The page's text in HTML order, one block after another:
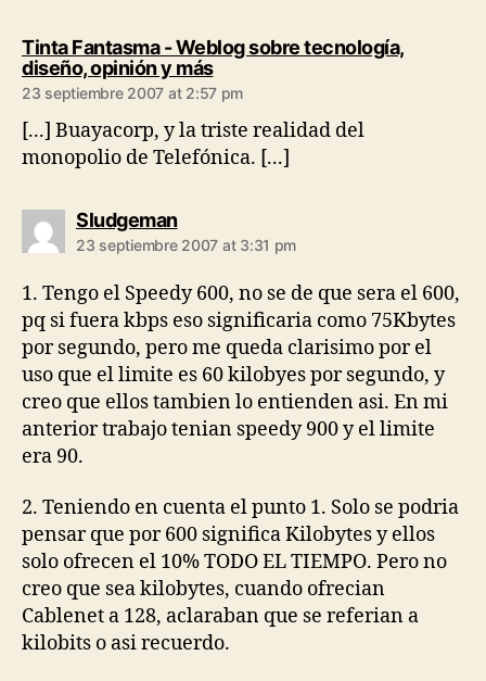
Tinta Fantasma - Weblog sobre tecnología,
diseño, opinión y mássays:
23 septiembre 2007 at 2:57 pm
[...] Buayacorp, y la triste realidad del
monopolio de Telefónica. [...]
Sludgemansays:
23 septiembre 2007 at 3:31 pm
1. Tengo el Speedy 600, no se de que sera el 600,
pq si fuera kbps eso significaria como 75Kbytes
por segundo, pero me queda clarisimo por el
uso que el limite es 60 kilobyes por segundo, y
creo que ellos tambien lo entienden asi. En mi
anterior trabajo tenian speedy 900 y el limite
era 90.
2. Teniendo en cuenta el punto 1. Solo se podria
pensar que por 600 significa Kilobytes y ellos
solo ofrecen el 10% TODO EL TIEMPO. Pero no
creo que sea kilobytes, cuando ofrecian
Cablenet a 128, aclaraban que se referian a
kilobits o asi recuerdo.